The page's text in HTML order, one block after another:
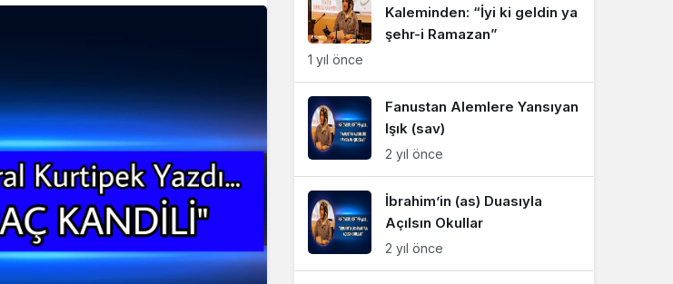
Kaleminden: “İyi ki geldin ya
şehr-i Ramazan”
1 yıl önce
Fanustan Alemlere Yansıyan
Işık (sav)
2 yıl önce
İbrahim’in (as) Duasıyla
Açılsın Okullar
2 yıl önce